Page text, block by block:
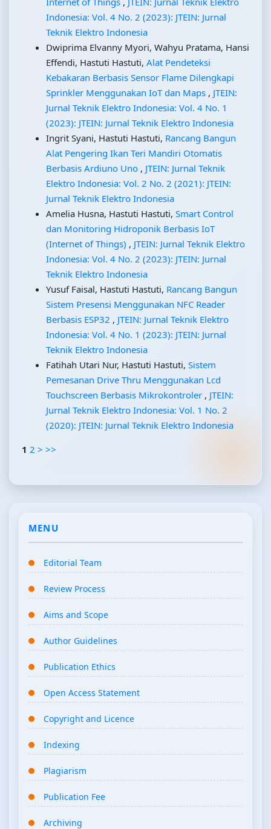
Indonesia: Vol. 4 No. 2 (2023): JTEIN: Jurnal
Teknik Elektro Indonesia
Dwiprima Elvanny Myori, Wahyu Pratama, Hansi
Effendi, Hastuti Hastuti, Alat Pendeteksi
Kebakaran Berbasis Sensor Flame Dilengkapi
Sprinkler Menggunakan IoT dan Maps , JTEIN:
Jurnal Teknik Elektro Indonesia: Vol. 4 No. 1
(2023): JTEIN: Jurnal Teknik Elektro Indonesia
Ingrit Syani, Hastuti Hastuti, Rancang Bangun
Alat Pengering Ikan Teri Mandiri Otomatis
Berbasis Ardiuno Uno , JTEIN: Jurnal Teknik
Elektro Indonesia: Vol. 2 No. 2 (2021): JTEIN:
Jurnal Teknik Elektro Indonesia
Amelia Husna, Hastuti Hastuti, Smart Control
dan Monitoring Hidroponik Berbasis IoT
(Internet of Things) , JTEIN: Jurnal Teknik Elektro
Indonesia: Vol. 4 No. 2 (2023): JTEIN: Jurnal
Teknik Elektro Indonesia
Yusuf Faisal, Hastuti Hastuti, Rancang Bangun
Sistem Presensi Menggunakan NFC Reader
Berbasis ESP32 , JTEIN: Jurnal Teknik Elektro
Indonesia: Vol. 4 No. 1 (2023): JTEIN: Jurnal
Teknik Elektro Indonesia
Fatihah Utari Nur, Hastuti Hastuti, Sistem
Pemesanan Drive Thru Menggunakan Lcd
Touchscreen Berbasis Mikrokontroler , JTEIN:
Jurnal Teknik Elektro Indonesia: Vol. 1 No. 2
(2020): JTEIN: Jurnal Teknik Elektro Indonesia
1 2 > >>
MENU
Editorial Team
Review Process
Aims and Scope
Author Guidelines
Publication Ethics
Open Access Statement
Copyright and Licence
Indexing
Plagiarism
Publication Fee
Archiving